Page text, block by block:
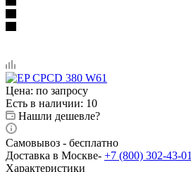
Цена: по запросу
Есть в наличии: 10
Нашли дешевле?
Самовывоз - бесплатно
Доставка в Москве- +7 (800) 302-43-01
Характеристики